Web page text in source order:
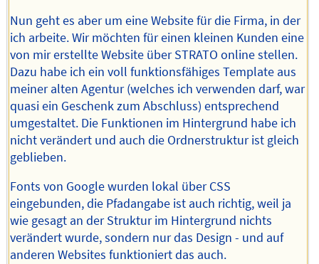
Nun geht es aber um eine Website für die Firma, in der
ich arbeite. Wir möchten für einen kleinen Kunden eine
von mir erstellte Website über STRATO online stellen.
Dazu habe ich ein voll funktionsfähiges Template aus
meiner alten Agentur (welches ich verwenden darf, war
quasi ein Geschenk zum Abschluss) entsprechend
umgestaltet. Die Funktionen im Hintergrund habe ich
nicht verändert und auch die Ordnerstruktur ist gleich
geblieben.
Fonts von Google wurden lokal über CSS
eingebunden, die Pfadangabe ist auch richtig, weil ja
wie gesagt an der Struktur im Hintergrund nichts
verändert wurde, sondern nur das Design - und auf
anderen Websites funktioniert das auch.